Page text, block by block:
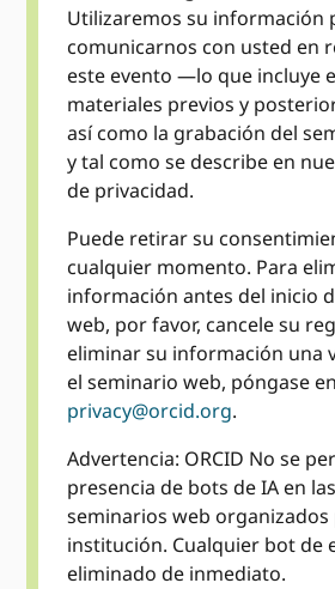
Utilizaremos su información
comunicarnos con usted en
este evento —lo que incluye
materiales previos y
así como la grabación del
y tal como se describe en
de privacidad.
Puede retirar su
cualquier momento. Para
información antes del inicio
web, por favor, cancele su
eliminar su información una
el seminario web, póngase
privacy@orcid.org.
Advertencia: ORCID No se
presencia de bots de IA en
seminarios web organizados
institución. Cualquier bot de
eliminado de inmediato.